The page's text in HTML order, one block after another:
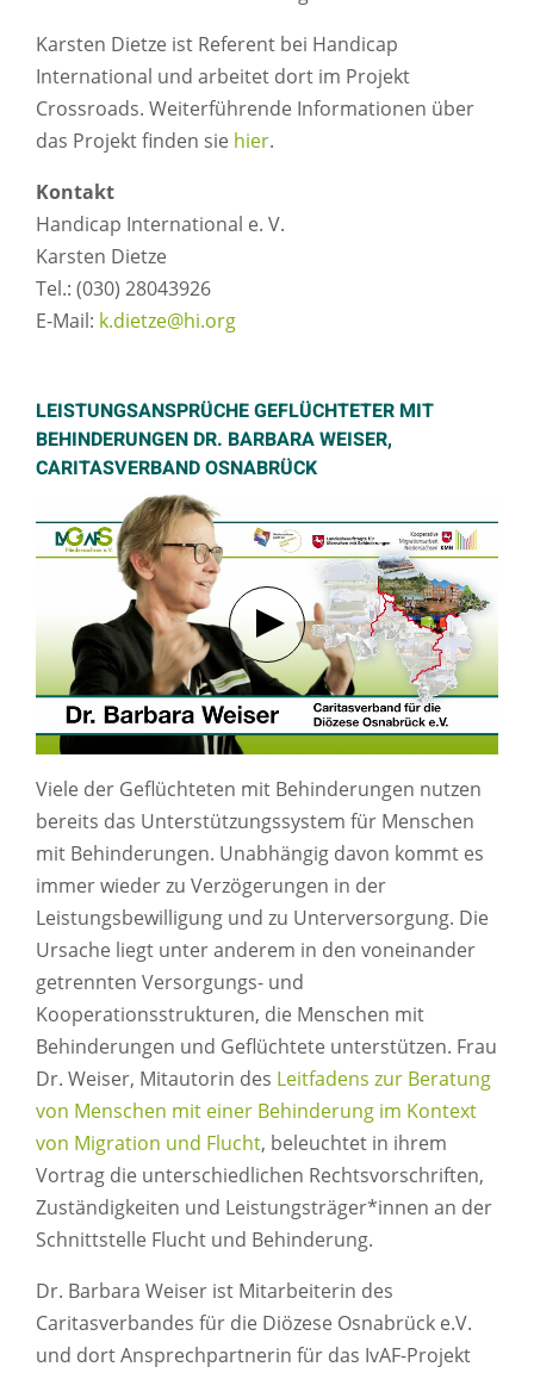
Karsten Dietze ist Referent bei Handicap
International und arbeitet dort im Projekt
Crossroads. Weiterführende Informationen über
das Projekt finden sie hier.
Kontakt
Handicap International e. V.
Karsten Dietze
Tel.: (030) 28043926
E-Mail: k.dietze@hi.org
LEISTUNGSANSPRÜCHE GEFLÜCHTETER MIT
BEHINDERUNGEN DR. BARBARA WEISER,
CARITASVERBAND OSNABRÜCK
Verbindung mit Youtube
Viele der Geflüchteten mit Behinderungen nutzen
bereits das Unterstützungssystem für Menschen
mit Behinderungen. Unabhängig davon kommt es
immer wieder zu Verzögerungen in der
Leistungsbewilligung und zu Unterversorgung. Die
Ursache liegt unter anderem in den voneinander
getrennten Versorgungs- und
Kooperationsstrukturen, die Menschen mit
Behinderungen und Geflüchtete unterstützen. Frau
Dr. Weiser, Mitautorin des Leitfadens zur Beratung
von Menschen mit einer Behinderung im Kontext
von Migration und Flucht, beleuchtet in ihrem
Vortrag die unterschiedlichen Rechtsvorschriften,
Zuständigkeiten und Leistungsträger*innen an der
Schnittstelle Flucht und Behinderung.
Dr. Barbara Weiser ist Mitarbeiterin des
Caritasverbandes für die Diözese Osnabrück e.V.
und dort Ansprechpartnerin für das IvAF-Projekt